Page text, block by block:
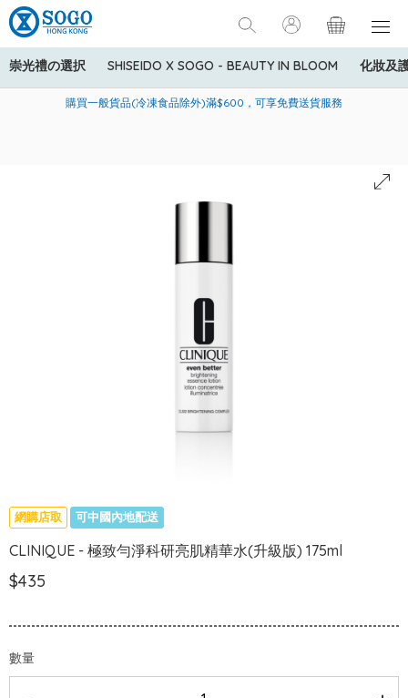
崇光禮の選択 SHISEIDO X SOGO - BEAUTY IN BLOOM 化妝及
美國運通Explorer®信用卡會員購物禮遇：高達5%簽賬回贈！
購買一般貨品(冷凍食品除外)滿$600，可享免費送貨服務
寄送中國內地服務只適用於指定商品，若訂單金額少於HK$600(折
網購店取 可中國內地配送
CLINIQUE - 極致勻淨科研亮肌精華水(升級版) 175ml
$435
數量